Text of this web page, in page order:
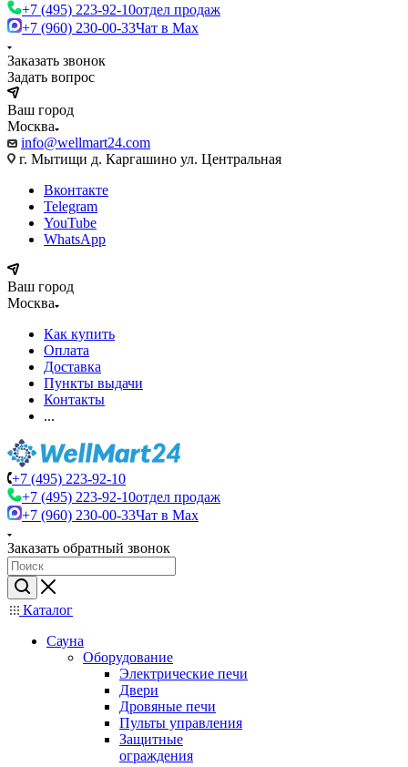
+7 (495) 223-92-10отдел продаж
+7 (960) 230-00-33Чат в Max
Заказать звонок
Задать вопрос
Ваш город
Москва
info@wellmart24.com
г. Мытищи д. Каргашино ул. Центральная
Вконтакте
Telegram
YouTube
WhatsApp
Ваш город
Москва
Как купить
Оплата
Доставка
Пункты выдачи
Контакты
...
+7 (495) 223-92-10
+7 (495) 223-92-10отдел продаж
+7 (960) 230-00-33Чат в Max
Заказать обратный звонок
Каталог
Сауна
Оборудование
Электрические печи
Двери
Дровяные печи
Пульты управления
Защитные
ограждения